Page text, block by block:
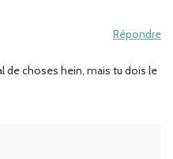
Répondre
de choses hein, mais tu dois le